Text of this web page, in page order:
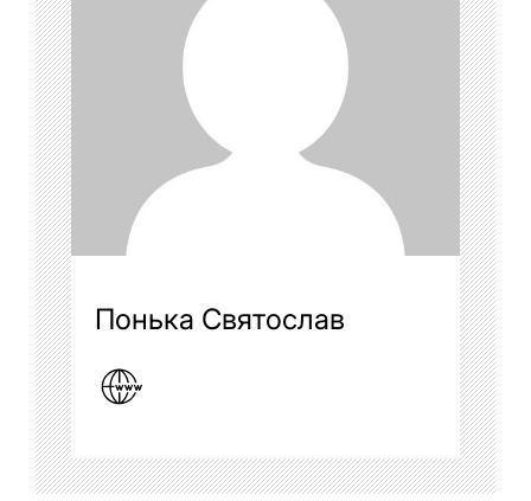
Понька Святослав